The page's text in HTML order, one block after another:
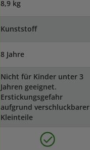
8,9 kg
Kunststoff
8 Jahre
Nicht für Kinder unter 3
Jahren geeignet.
Erstickungsgefahr
aufgrund verschluckbarer
Kleinteile